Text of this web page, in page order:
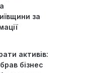
за
активів:
бізнес